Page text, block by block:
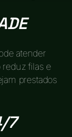
atender
filas e
prestados
7